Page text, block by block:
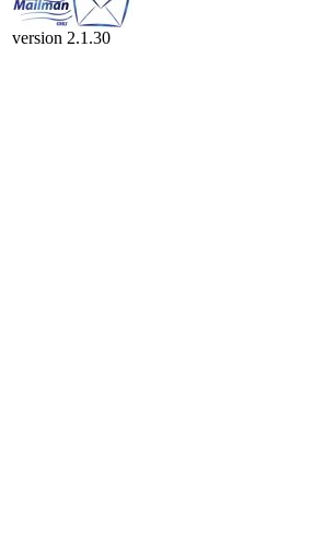
version 2.1.30